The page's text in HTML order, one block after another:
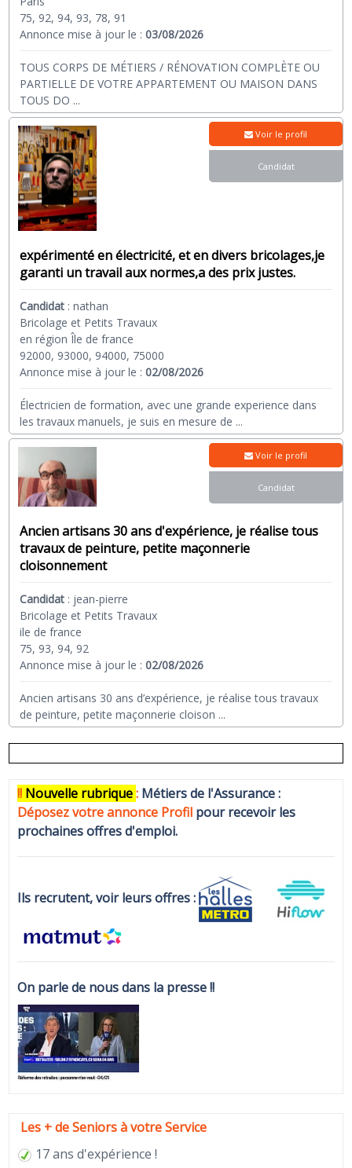
75, 92, 94, 93, 78, 91
Annonce mise à jour le :03/08/2026
TOUS CORPS DE MÉTIERS / RÉNOVATION COMPLÈTE OU
PARTIELLE DE VOTRE APPARTEMENT OU MAISON DANS
TOUS DO ...
expérimenté en électricité, et en divers bricolages,je
garanti un travail aux normes,a des prix justes.
Candidat :nathan
Bricolage et Petits Travaux
en région Île de france
92000, 93000, 94000, 75000
Annonce mise à jour le :02/08/2026
Électricien de formation, avec une grande experience dans
les travaux manuels, je suis en mesure de ...
Voir le profil
Candidat
Ancien artisans 30 ans d'expérience, je réalise tous
travaux de peinture, petite maçonnerie
cloisonnement
Candidat : jean-pierre
Bricolage et Petits Travaux
ile de france
75, 93, 94, 92
Annonce mise à jour le :02/08/2026
Ancien artisans 30 ans d’expérience, je réalise tous travaux
de peinture, petite maçonnerie cloison ...
Voir le profil
Candidat
!! Nouvelle rubrique: Métiers de l'Assurance :
Déposez votre annonce Profil pour recevoir les
prochaines offres d'emploi.
Ils recrutent, voir leurs offres :
On parle de nous dans la presse !!
Les + de Seniors à votre Service
17 ans d'expérience !